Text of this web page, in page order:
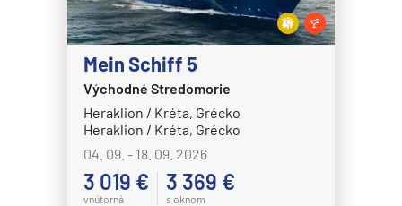
Mein Schiff 5
Východné Stredomorie
Heraklion / Kréta, Grécko
Heraklion / Kréta, Grécko
04. 09. - 18. 09. 2026
3 019 €
vnútorná
3 369 €
s oknom